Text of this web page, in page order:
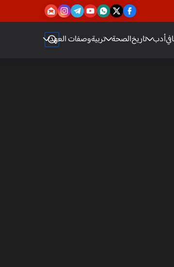
أدب تاريخالصحة تربيةوصفات العهد